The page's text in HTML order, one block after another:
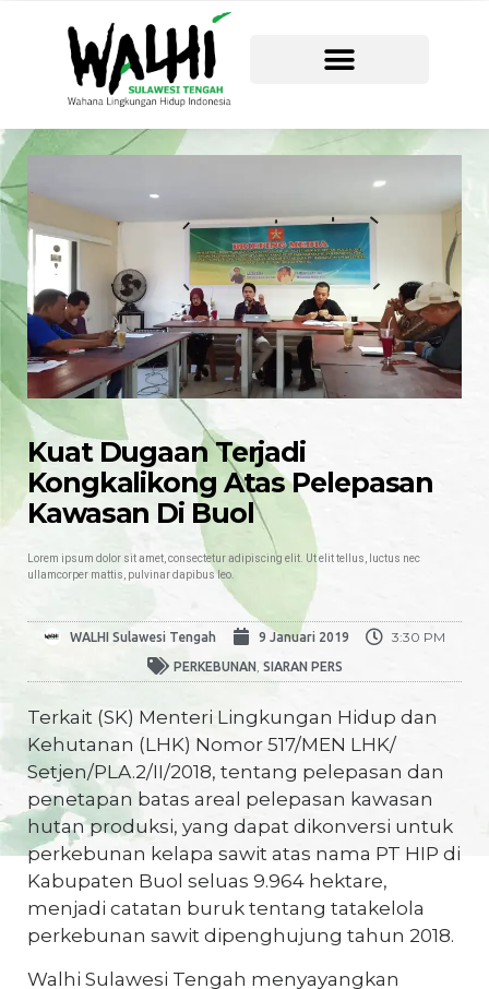
Kuat Dugaan Terjadi
Kongkalikong Atas Pelepasan
Kawasan Di Buol
Lorem ipsum dolor sit amet, consectetur adipiscing elit. Ut elit tellus, luctus nec
ullamcorper mattis, pulvinar dapibus leo.
WALHI Sulawesi Tengah 9 Januari 2019 3:30 PM
PERKEBUNAN, SIARAN PERS
Terkait (SK) Menteri Lingkungan Hidup dan
Kehutanan (LHK) Nomor 517/MEN LHK/
Setjen/PLA.2/II/2018, tentang pelepasan dan
penetapan batas areal pelepasan kawasan
hutan produksi, yang dapat dikonversi untuk
perkebunan kelapa sawit atas nama PT HIP di
Kabupaten Buol seluas 9.964 hektare,
menjadi catatan buruk tentang tatakelola
perkebunan sawit dipenghujung tahun 2018.
Walhi Sulawesi Tengah menyayangkan